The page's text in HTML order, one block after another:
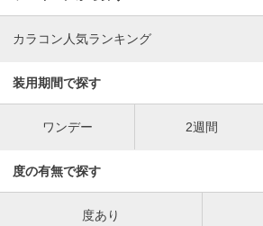
カラコン人気ランキング
装用期間で探す
ワンデー 2週間
度の有無で探す
度あり